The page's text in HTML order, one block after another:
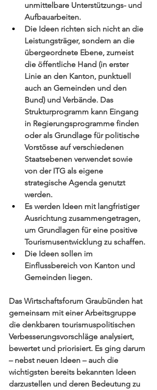
unmittelbare Unterstützungs- und
Aufbauarbeiten.
Die Ideen richten sich nicht an die
Leistungsträger, sondern an die
übergeordnete Ebene, zumeist
die öffentliche Hand (in erster
Linie an den Kanton, punktuell
auch an Gemeinden und den
Bund) und Verbände. Das
Strukturprogramm kann Eingang
in Regierungsprogramme finden
oder als Grundlage für politische
Vorstösse auf verschiedenen
Staatsebenen verwendet sowie
von der ITG als eigene
strategische Agenda genutzt
werden.
Es werden Ideen mit langfristiger
Ausrichtung zusammengetragen,
um Grundlagen für eine positive
Tourismusentwicklung zu schaffen.
Die Ideen sollen im
Einflussbereich von Kanton und
Gemeinden liegen.
Das Wirtschaftsforum Graubünden hat
gemeinsam mit einer Arbeitsgruppe
die denkbaren tourismuspolitischen
Verbesserungsvorschläge analysiert,
bewertet und priorisiert. Es ging darum
– nebst neuen Ideen – auch die
wichtigsten bereits bekannten Ideen
darzustellen und deren Bedeutung zu